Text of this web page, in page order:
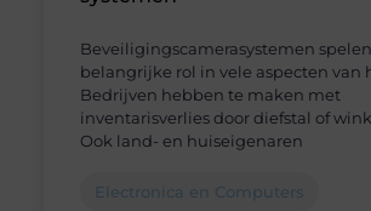
Beveiligingscamerasystemen
belangrijke rol in vele aspecten van
Bedrijven hebben te maken met
inventarisverlies door diefstal of
Ook land- en huiseigenaren
Electronica en Computers